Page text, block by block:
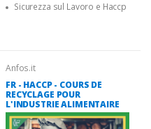
Sicurezza sul Lavoro e Haccp
Anfos.it
FR - HACCP - COURS DE
RECYCLAGE POUR
L'INDUSTRIE ALIMENTAIRE